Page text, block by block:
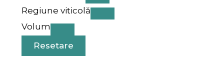
Regiune viticolă
Volum
Resetare